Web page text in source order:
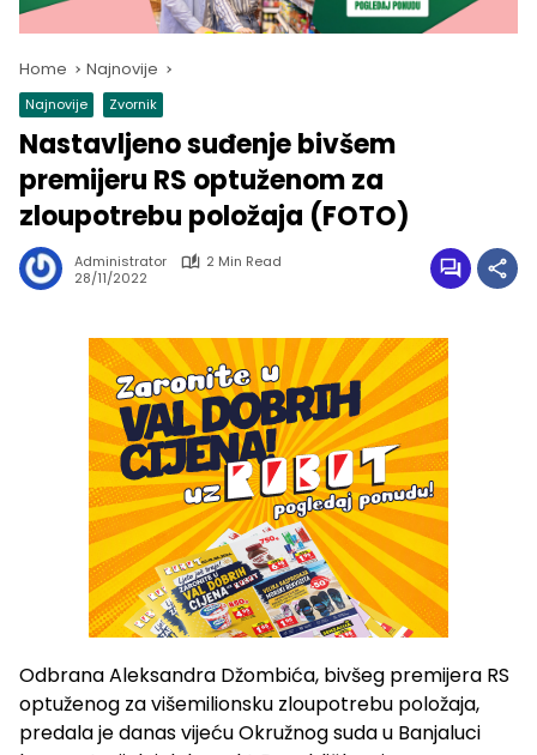
Home Najnovije
Najnovije Zvornik
Nastavljeno suđenje bivšem
premijeru RS optuženom za
zloupotrebu položaja (FOTO)
Administrator
2 Min Read
28/11/2022
Odbrana Aleksandra Džombića, bivšeg premijera RS
optuženog za višemilionsku zloupotrebu položaja,
predala je danas vijeću Okružnog suda u Banjaluci